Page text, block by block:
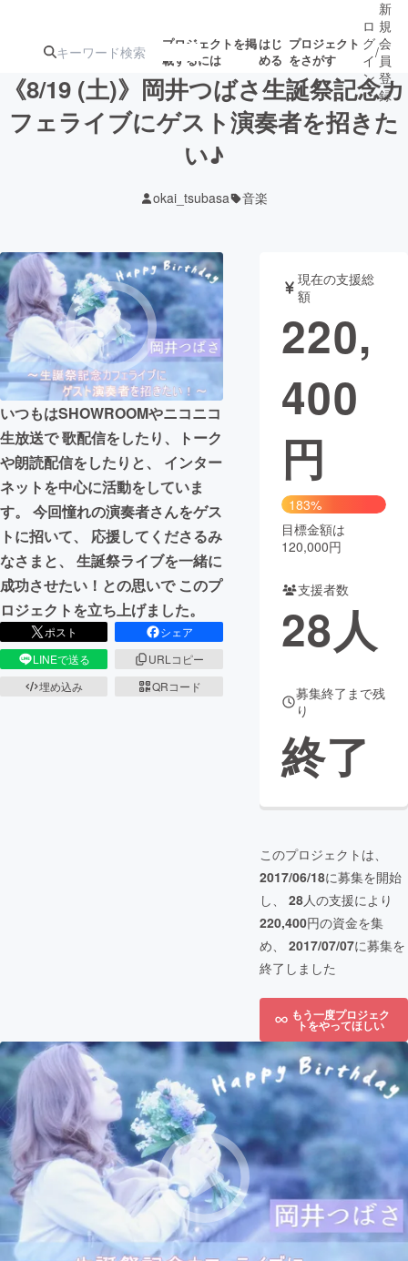
プロジェクトを掲
載するには
はじ
める
プロジェクト
をさがす
注目の新着プロ募集終了が近いプ
テクノロジー・ガジェット
映像・映画 書籍・雑誌
ビジネス・起業 チャレンジ
まちづくり・地域活性化
CAMPFIRE for Social Good
CAMPFIRE Creation
CAMPFIREふるさと納税
コミュニティ
ロ
グ
イ
ン
/
新
規
会
員
登
録
《8/19 (土)》岡井つばさ生誕祭記念カ
フェライブにゲスト演奏者を招きた
い♪
okai_tsubasa 音楽
いつもはSHOWROOMやニコニコ
生放送で 歌配信をしたり、トーク
や朗読配信をしたりと、 インター
ネットを中心に活動をしていま
す。 今回憧れの演奏者さんをゲス
トに招いて、 応援してくださるみ
なさまと、 生誕祭ライブを一緒に
成功させたい！との思いで このプ
ロジェクトを立ち上げました。
ポスト
シェア
LINEで送る
URLコピー
埋め込み
QRコード
現在の支援総
額
220,
400
円
183%
目標金額は
120,000円
支援者数
28人
募集終了まで残
り
終了
このプロジェクトは、
2017/06/18に募集を開始
し、 28人の支援により
220,400円の資金を集
め、 2017/07/07に募集を
終了しました
もう一度プロジェク
トをやってほしい